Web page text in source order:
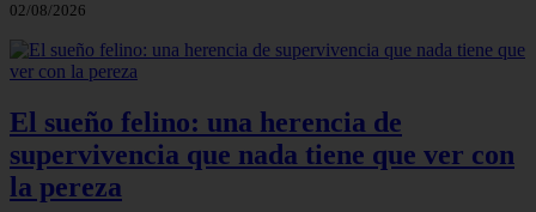
02/08/2026
El sueño felino: una herencia de
supervivencia que nada tiene que ver con
la pereza